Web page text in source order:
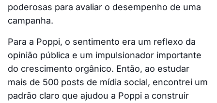
poderosas para avaliar o desempenho de uma
campanha.
Para a Poppi, o sentimento era um reflexo da
opinião pública e um impulsionador importante
do crescimento orgânico. Então, ao estudar
mais de 500 posts de mídia social, encontrei um
padrão claro que ajudou a Poppi a construir